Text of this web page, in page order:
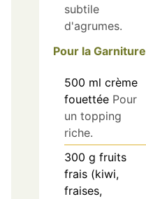
subtile
d'agrumes.
Pour la Garniture
500 ml crème
fouettée Pour
un topping
riche.
300 g fruits
frais (kiwi,
fraises,